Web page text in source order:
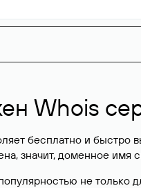
Whois
бесплатно и
значит, доменное
не только